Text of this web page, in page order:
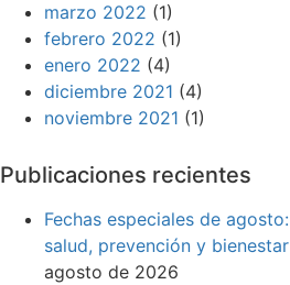
marzo 2022 (1)
febrero 2022 (1)
enero 2022 (4)
diciembre 2021 (4)
noviembre 2021 (1)
Publicaciones recientes
Fechas especiales de agosto:
salud, prevención y bienestar
agosto de 2026